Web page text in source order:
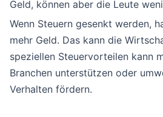
Geld, können aber die Leute
Wenn Steuern gesenkt werden,
mehr Geld. Das kann die
speziellen Steuervorteilen kann
Branchen unterstützen oder
Verhalten fördern.